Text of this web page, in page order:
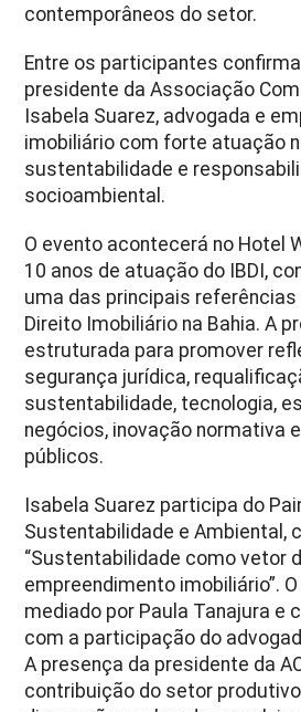
contemporâneos do setor.
Entre os participantes
presidente da Associação
Isabela Suarez, advogada e
imobiliário com forte atuação
sustentabilidade e
socioambiental.
O evento acontecerá no Hotel
10 anos de atuação do IBDI,
uma das principais
Direito Imobiliário na Bahia. A
estruturada para promover
segurança jurídica,
sustentabilidade, tecnologia,
negócios, inovação normativa
públicos.
Isabela Suarez participa do
Sustentabilidade e Ambiental,
“Sustentabilidade como vetor
empreendimento imobiliário”.
mediado por Paula Tanajura e
com a participação do
A presença da presidente da
contribuição do setor